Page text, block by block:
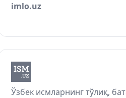
imlo.uz
Ўзбек исмларнинг тўлиқ,